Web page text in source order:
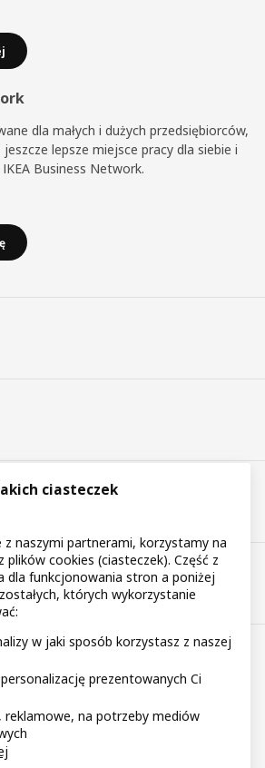
dla małych i dużych przedsiębiorców,
lepsze miejsce pracy dla siebie i
Business Network.
cookie
ciasteczek
z naszymi partnerami, korzystamy na
plików cookies (ciasteczek). Część z
dla funkcjonowania stron a poniżej
których wykorzystanie
w jaki sposób korzystasz z naszej
prezentowanych Ci
reklamowe, na potrzeby mediów